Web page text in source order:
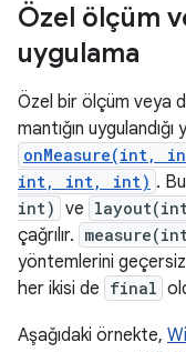
Özel ölçüm
uygulama
Özel bir ölçüm veya
mantığın
onMeasure(int,
int, int, int) .
int) ve
çağrılır.
yöntemlerini geçersiz
her ikisi de final
Aşağıdaki örnekte,